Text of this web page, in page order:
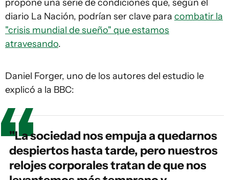
propone una serie de condiciones que, según el
diario La Nación, podrían ser clave para combatir la
"crisis mundial de sueño" que estamos
atravesando.
Daniel Forger, uno de los autores del estudio le
explicó a la BBC:
"La sociedad nos empuja a quedarnos
despiertos hasta tarde, pero nuestros
relojes corporales tratan de que nos